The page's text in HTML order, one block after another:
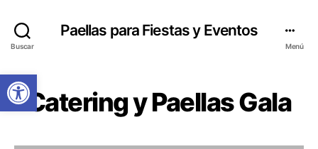
Buscar
Paellas para Fiestas y Eventos
Menú
Catering y Paellas Gala
Abrir barra de herramientas